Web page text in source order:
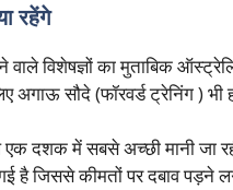
रहेंगे
विशेषज्ञों का मुताबिक
सौदे (फॉरवर्ड ट्रेनिंग ) भी
एक दशक में सबसे अच्छी मानी जा
है जिससे कीमतों पर दबाव पड़ने